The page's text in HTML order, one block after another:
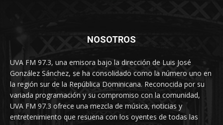
NOSOTROS
UVA FM 97.3, una emisora bajo la dirección de Luis José
González Sánchez, se ha consolidado como la número uno en
la región sur de la República Dominicana. Reconocida por su
variada programación y su compromiso con la comunidad,
UVA FM 97.3 ofrece una mezcla de música, noticias y
entretenimiento que resuena con los oyentes de todas las